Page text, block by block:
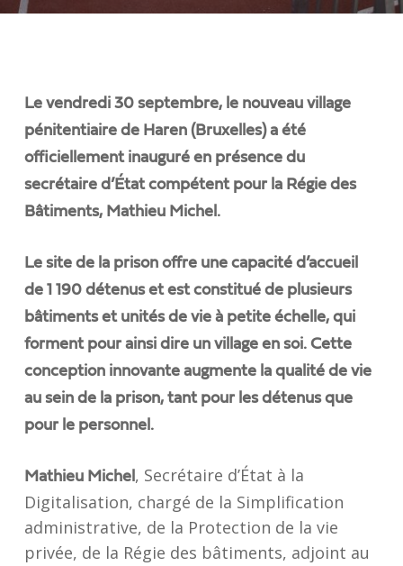
Le vendredi 30 septembre, le nouveau village
pénitentiaire de Haren (Bruxelles) a été
officiellement inauguré en présence du
secrétaire d’État compétent pour la Régie des
Bâtiments, Mathieu Michel.
Le site de la prison offre une capacité d’accueil
de 1 190 détenus et est constitué de plusieurs
bâtiments et unités de vie à petite échelle, qui
forment pour ainsi dire un village en soi. Cette
conception innovante augmente la qualité de vie
au sein de la prison, tant pour les détenus que
pour le personnel.
Mathieu Michel , Secrétaire d’État à la
Digitalisation, chargé de la Simplification
administrative, de la Protection de la vie
privée, de la Régie des bâtiments, adjoint au